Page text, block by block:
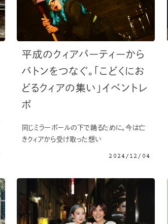
平成のクィアパーティーから
バトンをつなぐ。「こどくにお
どるクィアの集い」イベントレ
ポ
同じミラーボールの下で踊るために。今は亡
きクィアから受け取った想い
2024/12/04